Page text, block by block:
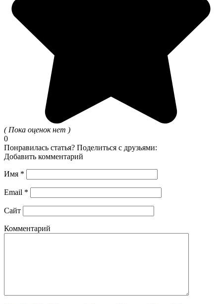
( Пока оценок нет )
0
Понравилась статья? Поделиться с друзьями:
Добавить комментарий
Имя *
Email *
Сайт
Комментарий